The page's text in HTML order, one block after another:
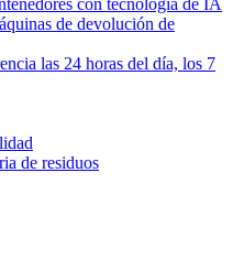
con tecnología de IA
de devolución de
las 24 horas del día, los 7
de residuos